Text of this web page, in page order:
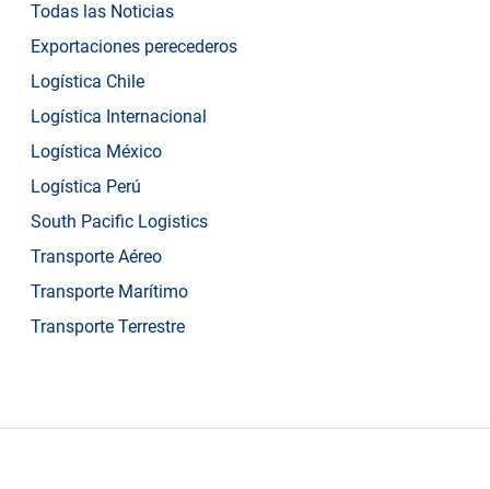
Todas las Noticias
Exportaciones perecederos
Logística Chile
Logística Internacional
Logística México
Logística Perú
South Pacific Logistics
Transporte Aéreo
Transporte Marítimo
Transporte Terrestre